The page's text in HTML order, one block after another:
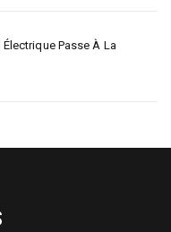
Passe À La